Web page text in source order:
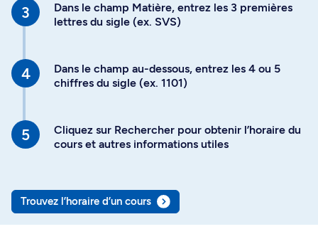
Dans le champ Matière, entrez les 3 premières
lettres du sigle (ex. SVS)
Dans le champ au-dessous, entrez les 4 ou 5
chiffres du sigle (ex. 1101)
Cliquez sur Rechercher pour obtenir l’horaire du
cours et autres informations utiles
Trouvez l’horaire d’un cours